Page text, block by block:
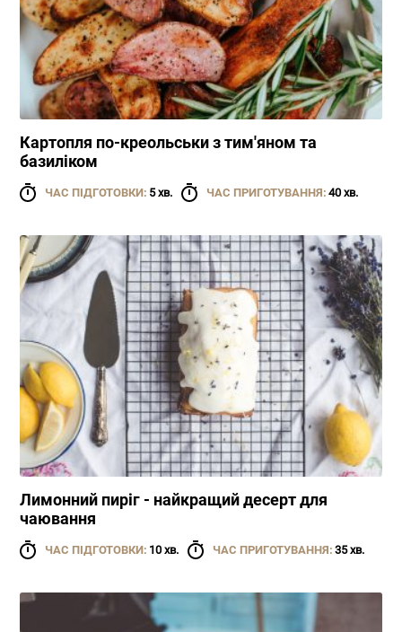
Картопля по-креольськи з тим'яном та
базиліком
ЧАС ПІДГОТОВКИ: 5 хв. ЧАС ПРИГОТУВАННЯ: 40 хв.
Лимонний пиріг - найкращий десерт для
чаювання
ЧАС ПІДГОТОВКИ: 10 хв. ЧАС ПРИГОТУВАННЯ: 35 хв.